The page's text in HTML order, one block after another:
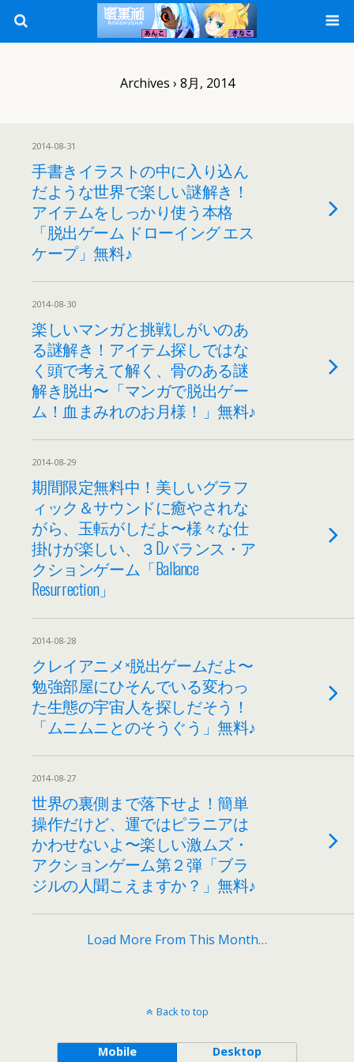
Archives › 8月, 2014
2014-08-31
手書きイラストの中に入り込ん
だような世界で楽しい謎解き！
アイテムをしっかり使う本格
「脱出ゲーム ドローイング エス
ケープ」無料♪
2014-08-30
楽しいマンガと挑戦しがいのあ
る謎解き！アイテム探しではな
く頭で考えて解く、骨のある謎
解き脱出〜「マンガで脱出ゲー
ム！血まみれのお月様！」無料♪
2014-08-29
期間限定無料中！美しいグラフ
ィック＆サウンドに癒やされな
がら、玉転がしだよ〜様々な仕
掛けが楽しい、３Dバランス・ア
クションゲーム「Ballance
Resurrection」
2014-08-28
クレイアニメ×脱出ゲームだよ〜
勉強部屋にひそんでいる変わっ
た生態の宇宙人を探しだそう！
「ムニムニとのそうぐう」無料♪
2014-08-27
世界の裏側まで落下せよ！簡単
操作だけど、運ではピラニアは
かわせないよ〜楽しい激ムズ・
アクションゲーム第２弾「ブラ
ジルの人聞こえますか？」無料♪
Load More From This Month…
Back to top
Mobile Desktop